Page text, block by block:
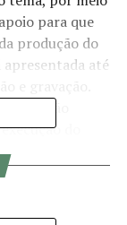
para que
produção do
apresentada até
são
do